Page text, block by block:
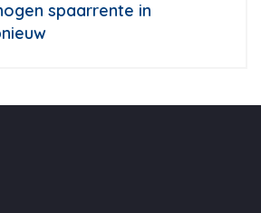
spaarrente in